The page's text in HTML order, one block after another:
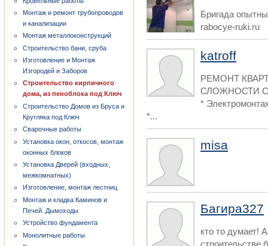
Монтаж и ремонт трубопроводов
и канализации
Монтаж металлоконструкций
Строительство бани, сруба
Изготовление и Монтаж
Изгородей и Заборов
Строительство кирпичного
дома, из пеноблока под Ключ
Строительство Домов из Бруса и
Кругляка под Ключ
Сварочные работы
Установка окон, откосов, монтаж
оконных блоков
Установка Дверей (входных,
межкомнатных)
Изготовление, монтаж лестниц
Монтаж и кладка Каминов и
Печей. Дымоходы
Устройство фундамента
Монолитные работы
Бригада
rabocye-ruki.ru
katroff
РЕМОНТ
СЛОЖНОСТИ С
*
*...
misa
Багира327
кто то думает!
строительстве